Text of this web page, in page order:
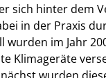
sich hinter dem
in der Praxis
wurden im Jahr
Klimageräte
wurden